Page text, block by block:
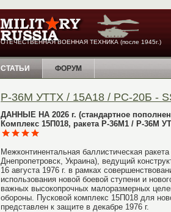
ОТЕЧЕСТВЕННАЯ ВОЕННАЯ ТЕХНИКА (после 1945г.)
СТАТЬИ ФОРУМ
Р-36М УТТХ / 15А18 / РС-20Б -
ДАННЫЕ НА 2026 г. (стандартное
Комплекс 15П018, ракета Р-36М1 / Р-36М
Межконтинентальная баллистическая
Днепропетровск, Украина), ведущий
16 августа 1976 г. в рамках
использования новой боевой ступени и
важных высокопрочных малоразмерных
обороны. Пусковой комплекс 15П018 для
представлен к защите в декабре 1976 г.